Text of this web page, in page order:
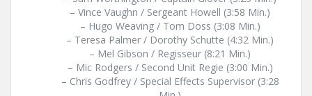
– Vince Vaughn / Sergeant Howell (3:58 Min.)
– Hugo Weaving / Tom Doss (3:08 Min.)
– Teresa Palmer / Dorothy Schutte (4:32 Min.)
– Mel Gibson / Regisseur (8:21 Min.)
– Mic Rodgers / Second Unit Regie (3:00 Min.)
– Chris Godfrey / Special Effects Supervisor (3:28